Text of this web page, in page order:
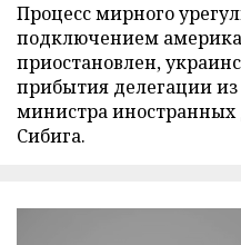
Процесс мирного
подключением
приостановлен,
прибытия делегации
министра
Сибига.